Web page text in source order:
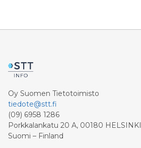
Oy Suomen Tietotoimisto
tiedote@stt.fi
(09) 6958 1286
Porkkalankatu 20 A, 00180 HELSINKI
Suomi – Finland